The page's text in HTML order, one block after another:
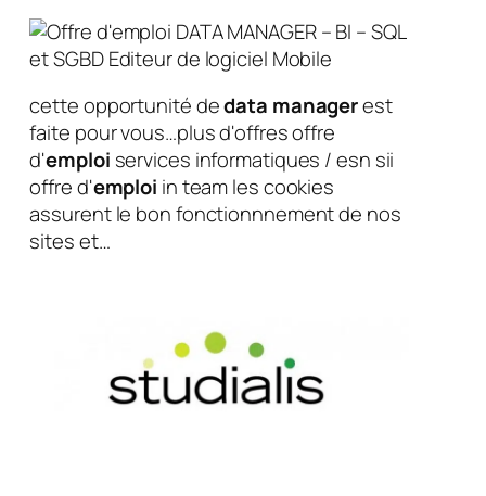
cette opportunité dedata managerest
faite pour vous…plus d'offres offre
d'emploi services informatiques / esn sii
offre d'emploi in team les cookies
assurent le bon fonctionnnement de nos
sites et…